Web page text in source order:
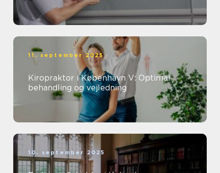
11. september 2025
Kiropraktor i København V: Optimal
behandling og vejledning
10. september 2025